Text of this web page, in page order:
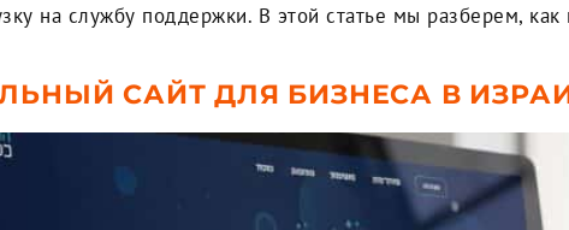
на службу поддержки. В этой статье мы разберем, как
САЙТ ДЛЯ БИЗНЕСА В